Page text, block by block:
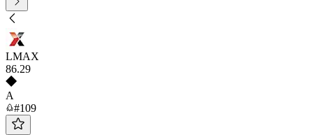
LMAX
86.29
A
#109